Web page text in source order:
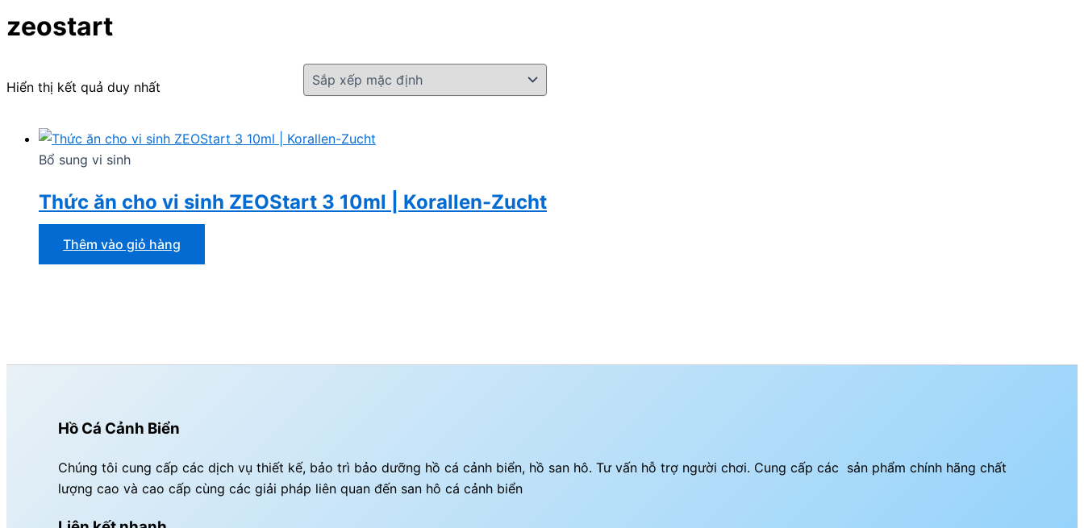
zeostart
Hiển thị kết quả duy nhất
Bổ sung vi sinh
Thức ăn cho vi sinh ZEOStart 3 10ml | Korallen-Zucht
Thêm vào giỏ hàng
Hồ Cá Cảnh Biển
Chúng tôi cung cấp các dịch vụ thiết kế, bảo trì bảo dưỡng hồ cá cảnh biển, hồ san hô. Tư vấn hỗ trợ người chơi. Cung cấp các sản phẩm chính hãng chất
lượng cao và cao cấp cùng các giải pháp liên quan đến san hô cá cảnh biển